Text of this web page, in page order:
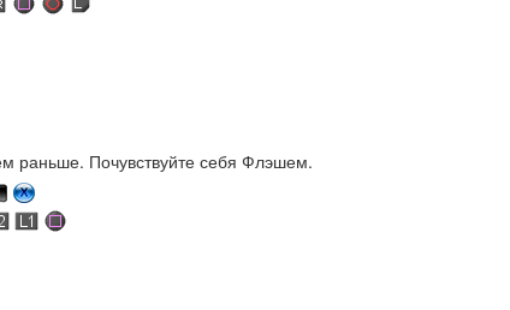
раньше. Почувствуйте себя Флэшем.